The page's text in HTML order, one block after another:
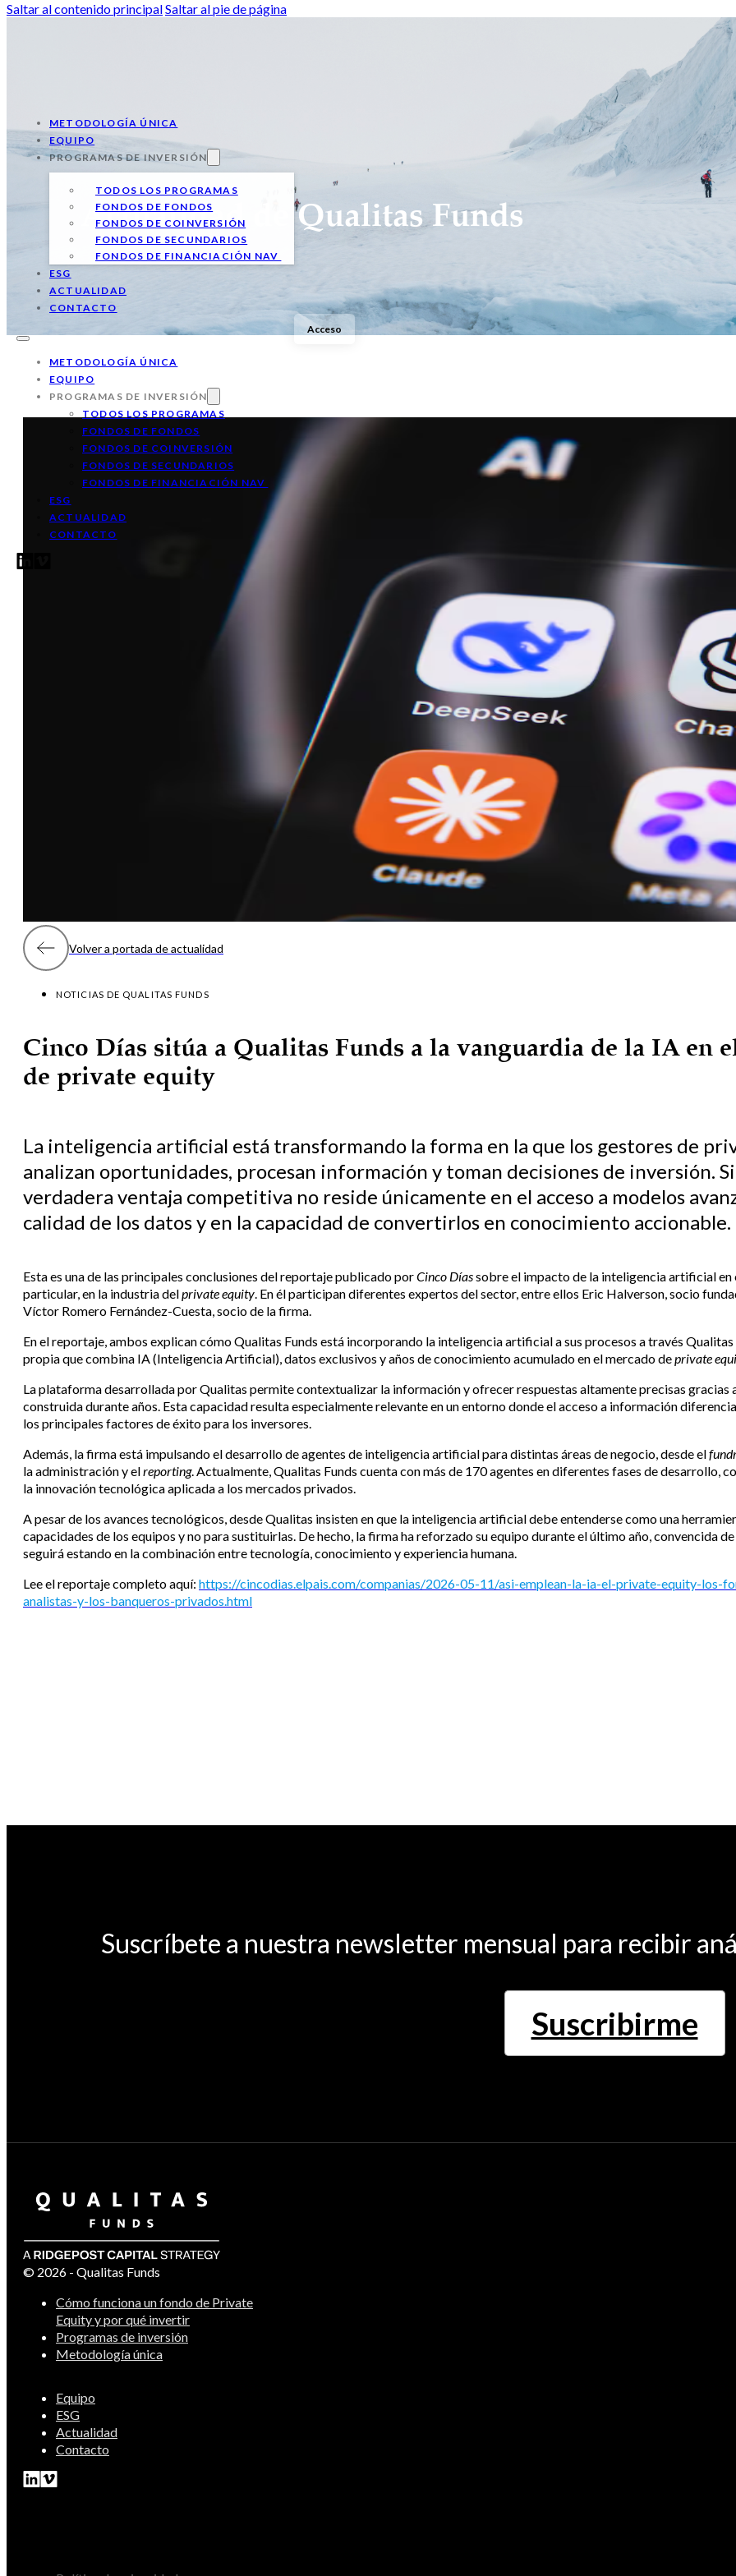
Saltar al contenido principalSaltar al pie de página
METODOLOGÍA ÚNICA
EQUIPO
PROGRAMAS DE INVERSIÓN
TODOS LOS PROGRAMAS
FONDOS DE FONDOS
FONDOS DE COINVERSIÓN
FONDOS DE SECUNDARIOS
FONDOS DE FINANCIACIÓN NAV
ESG
ACTUALIDAD
CONTACTO
METODOLOGÍA ÚNICA
EQUIPO
PROGRAMAS DE INVERSIÓN
TODOS LOS PROGRAMAS
FONDOS DE FONDOS
FONDOS DE COINVERSIÓN
FONDOS DE SECUNDARIOS
FONDOS DE FINANCIACIÓN NAV
ESG
ACTUALIDAD
CONTACTO
Acceso
Actualidad de Qualitas Funds
Volver a portada de actualidad
NOTICIAS DE QUALITAS FUNDS
Cinco Días sitúa a Qualitas Funds a la vanguardia de la IA en
de private equity
La inteligencia artificial está transformando la forma en la que los gestores de
analizan oportunidades, procesan información y toman decisiones de inversión.
verdadera ventaja competitiva no reside únicamente en el acceso a modelos
calidad de los datos y en la capacidad de convertirlos en conocimiento accionable.
Esta es una de las principales conclusiones del reportaje publicado porCinco Díassobre el impacto de la inteligencia artificial en
particular, en la industria delprivate equity. En él participan diferentes expertos del sector, entre ellos Eric Halverson, socio
Víctor Romero Fernández-Cuesta, socio de la firma.
En el reportaje, ambos explican cómo Qualitas Funds está incorporando la inteligencia artificial a sus procesos a través
propia que combina IA (Inteligencia Artificial), datos exclusivos y años de conocimiento acumulado en el mercado deprivate
La plataforma desarrollada por Qualitas permite contextualizar la información y ofrecer respuestas altamente precisas gracias
construida durante años. Esta capacidad resulta especialmente relevante en un entorno donde el acceso a información
los principales factores de éxito para los inversores.
Además, la firma está impulsando el desarrollo de agentes de inteligencia artificial para distintas áreas de negocio, desde el
la administración y elreporting. Actualmente, Qualitas Funds cuenta con más de 170 agentes en diferentes fases de desarrollo,
la innovación tecnológica aplicada a los mercados privados.
A pesar de los avances tecnológicos, desde Qualitas insisten en que la inteligencia artificial debe entenderse como una
capacidades de los equipos y no para sustituirlas. De hecho, la firma ha reforzado su equipo durante el último año, convencida
seguirá estando en la combinación entre tecnología, conocimiento y experiencia humana.
Lee el reportaje completo aquí: https://cincodias.elpais.com/companias/2026-05-11/asi-emplean-la-ia-el-private-equity-los-
analistas-y-los-banqueros-privados.html
Suscríbete a nuestra newsletter mensual para recibir
Suscribirme
© 2026 - Qualitas Funds
Cómo funciona un fondo de Private
Equity y por qué invertir
Programas de inversión
Metodología única
Equipo
ESG
Actualidad
Contacto